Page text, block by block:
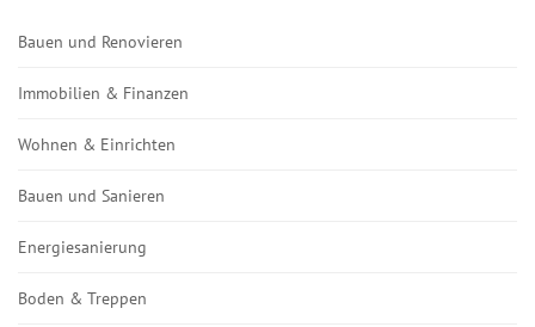
Bauen und Renovieren
Immobilien & Finanzen
Wohnen & Einrichten
Bauen und Sanieren
Energiesanierung
Boden & Treppen